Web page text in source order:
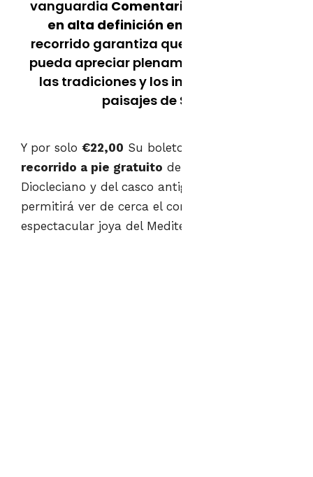
vanguardia Comentarios multilingües
en alta definición en 10 idiomas
recorrido garantiza que cada huésped
pueda apreciar plenamente la historia,
las tradiciones y los impresionantes
paisajes de Split.
Y por solo €22,00 Su boleto incluye un
recorrido a pie gratuito del Palacio de
Diocleciano y del casco antiguo, lo que le
permitirá ver de cerca el corazón de esta
espectacular joya del Mediterráneo.